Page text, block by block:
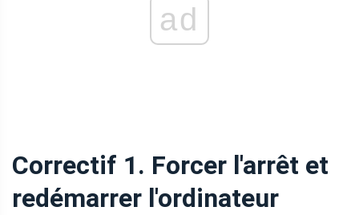
ad
Correctif 1. Forcer l'arrêt et
redémarrer l'ordinateur